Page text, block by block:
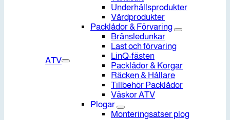
ATV
Underhållsprodukter
Vårdprodukter
Packlådor & Förvaring
Bränsledunkar
Last och förvaring
LinQ-fästen
Packlådor & Korgar
Räcken & Hållare
Tillbehör Packlådor
Väskor ATV
Plogar
Monteringsatser plog